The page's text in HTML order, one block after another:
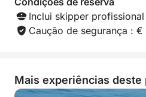
O que define esta
uma embarcação espaçosa
projetado para receber
famílias, oferecendo amplo
momentos de muita
Inclui skipper profissional
Caução de segurança : €
Mais experiências deste